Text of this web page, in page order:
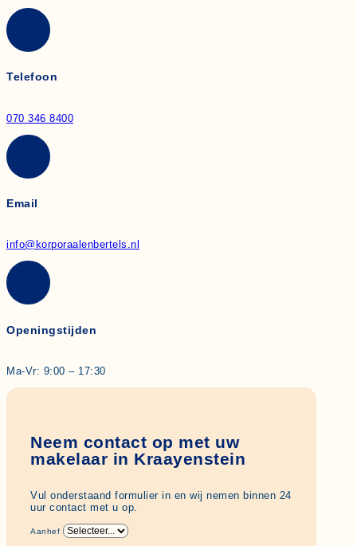
Telefoon
070 346 8400
Email
info@korporaalenbertels.nl
Openingstijden
Ma-Vr: 9:00 – 17:30
Neem contact op met uw
makelaar in Kraayenstein
Vul onderstaand formulier in en wij nemen binnen 24
uur contact met u op.
Aanhef